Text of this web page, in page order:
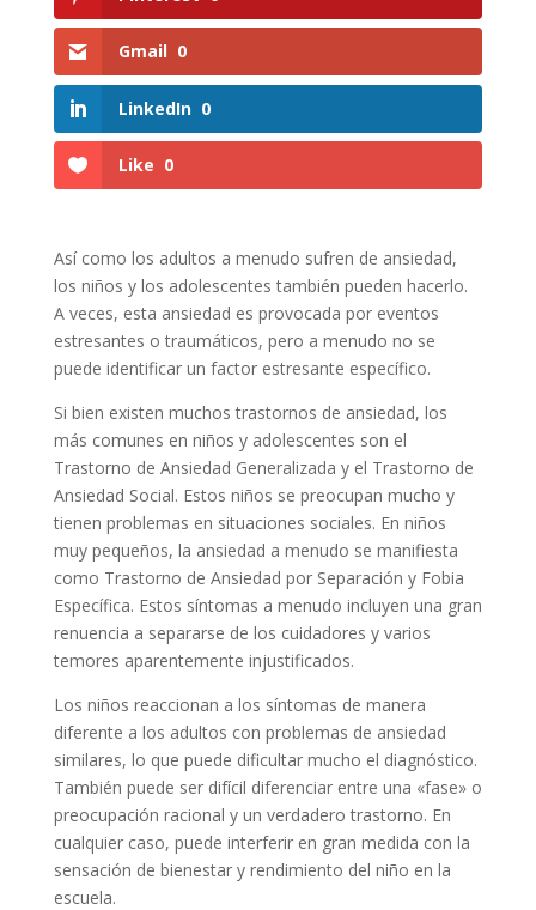
Gmail 0
LinkedIn 0
Like 0
Así como los adultos a menudo sufren de ansiedad,
los niños y los adolescentes también pueden hacerlo.
A veces, esta ansiedad es provocada por eventos
estresantes o traumáticos, pero a menudo no se
puede identificar un factor estresante específico.
Si bien existen muchos trastornos de ansiedad, los
más comunes en niños y adolescentes son el
Trastorno de Ansiedad Generalizada y el Trastorno de
Ansiedad Social. Estos niños se preocupan mucho y
tienen problemas en situaciones sociales. En niños
muy pequeños, la ansiedad a menudo se manifiesta
como Trastorno de Ansiedad por Separación y Fobia
Específica. Estos síntomas a menudo incluyen una gran
renuencia a separarse de los cuidadores y varios
temores aparentemente injustificados.
Los niños reaccionan a los síntomas de manera
diferente a los adultos con problemas de ansiedad
similares, lo que puede dificultar mucho el diagnóstico.
También puede ser difícil diferenciar entre una «fase» o
preocupación racional y un verdadero trastorno. En
cualquier caso, puede interferir en gran medida con la
sensación de bienestar y rendimiento del niño en la
escuela.